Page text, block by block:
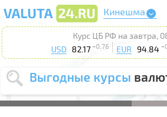
Кинешма
Курс ЦБ РФ на завтра,
USD
82.17 +0.76 EUR 94.84
Выгодные курсы
Выберите
USD